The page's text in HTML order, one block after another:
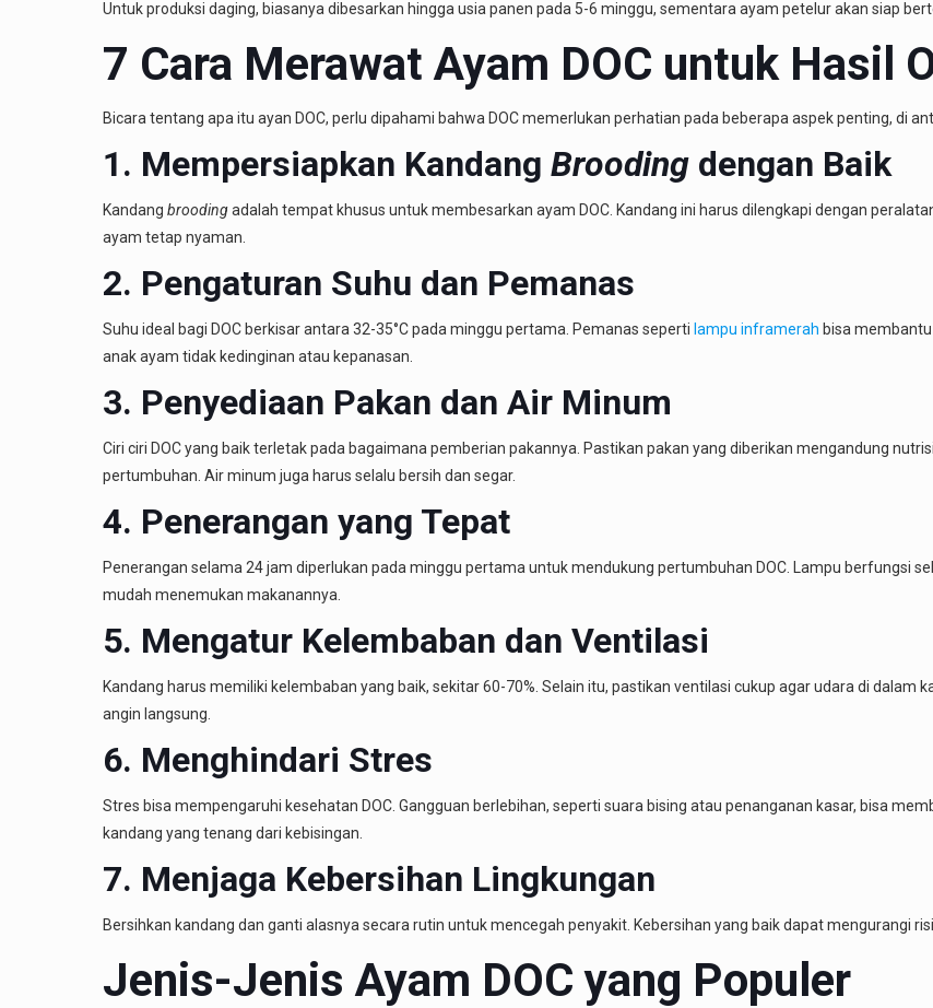
Untuk produksi daging, biasanya dibesarkan hingga usia panen pada 5-6 minggu, sementara ayam petelur akan siap
7 Cara Merawat Ayam DOC untuk Hasil
Bicara tentang apa itu ayan DOC, perlu dipahami bahwa DOC memerlukan perhatian pada beberapa aspek penting, di
1. Mempersiapkan Kandang Brooding dengan Baik
Kandang broodingadalah tempat khusus untuk membesarkan ayam DOC. Kandang ini harus dilengkapi dengan
ayam tetap nyaman.
2. Pengaturan Suhu dan Pemanas
Suhu ideal bagi DOC berkisar antara 32-35°C pada minggu pertama. Pemanas seperti lampu inframerah bisa
anak ayam tidak kedinginan atau kepanasan.
3. Penyediaan Pakan dan Air Minum
Ciri ciri DOC yang baik terletak pada bagaimana pemberian pakannya. Pastikan pakan yang diberikan mengandung
pertumbuhan. Air minum juga harus selalu bersih dan segar.
4. Penerangan yang Tepat
Penerangan selama 24 jam diperlukan pada minggu pertama untuk mendukung pertumbuhan DOC. Lampu berfungsi
mudah menemukan makanannya.
5. Mengatur Kelembaban dan Ventilasi
Kandang harus memiliki kelembaban yang baik, sekitar 60-70%. Selain itu, pastikan ventilasi cukup agar udara di
angin langsung.
6. Menghindari Stres
Stres bisa mempengaruhi kesehatan DOC. Gangguan berlebihan, seperti suara bising atau penanganan kasar, bisa
kandang yang tenang dari kebisingan.
7. Menjaga Kebersihan Lingkungan
Bersihkan kandang dan ganti alasnya secara rutin untuk mencegah penyakit. Kebersihan yang baik dapat mengurangi
Jenis-Jenis Ayam DOC yang Populer